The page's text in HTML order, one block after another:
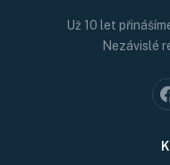
Už 10 let
Nezávislé